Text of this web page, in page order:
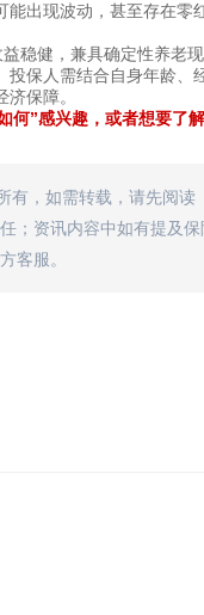
出现波动，甚至存在零
稳健，兼具确定性养老
保人需结合自身年龄、
保障。
”感兴趣，或者想要了
有，如需转载，请先阅读
；资讯内容中如有提及
客服。